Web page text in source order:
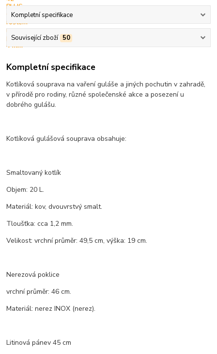
Kompletní specifikace
Související zboží 50
Kompletní specifikace
Kotlíková souprava na vaření guláše a jiných pochutin v zahradě,
v přírodě pro rodiny, různé společenské akce a posezení u
dobrého gulášu.
Kotlíková gulášová souprava obsahuje:
Smaltovaný kotlík
Objem: 20 L.
Materiál: kov, dvouvrstvý smalt.
Tloušťka: cca 1,2 mm.
Velikost: vrchní průměr: 49,5 cm, výška: 19 cm.
Nerezová poklice
vrchní průměr: 46 cm.
Materiál: nerez INOX (nerez).
Litinová pánev 45 cm